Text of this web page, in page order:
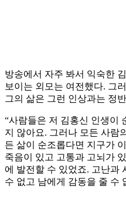
방송에서 자주 봐서 익숙한
보이는 외모는 여전했다. 그
그의 삶은 그런 인상과는 정
“사람들은 저 김홍신 인생이
지 않아요. 그러나 모든 사람
든 삶이 순조롭다면 지구가
죽음이 있고 고통과 고뇌가
에 발전할 수 있었죠. 고난과
수 없고 남에게 감동을 줄 수